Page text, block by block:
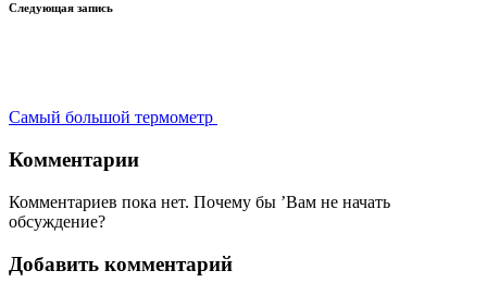
Следующая запись
Самый большой термометр
Комментарии
Комментариев пока нет. Почему бы ’Вам не начать
обсуждение?
Добавить комментарий